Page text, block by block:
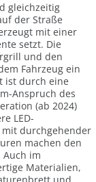
gleichzeitig
der Straße
mit einer
setzt. Die
und den
Fahrzeug ein
ist durch eine
Anspruch des
(ab 2024)
LED-
durchgehender
machen den
im
Materialien,